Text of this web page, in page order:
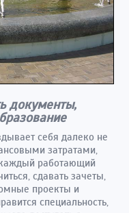
документы,
себя далеко не
затратами,
работающий
сдавать зачеты,
проекты и
специальность,